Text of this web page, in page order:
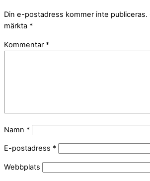
Din e-postadress kommer inte publiceras.
märkta *
Kommentar *
Namn *
E-postadress *
Webbplats